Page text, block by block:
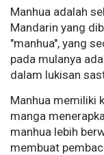
Manhua adalah
Mandarin yang
"manhua", yang
pada mulanya
dalam lukisan
Manhua memiliki
manga
manhua lebih
membuat